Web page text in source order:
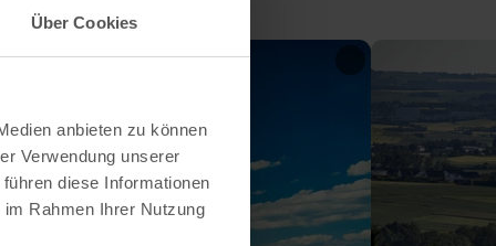
Über Cookies
anbieten zu können
Verwendung unserer
diese Informationen
Rahmen Ihrer Nutzung